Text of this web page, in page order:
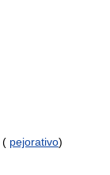
( pejorativo)